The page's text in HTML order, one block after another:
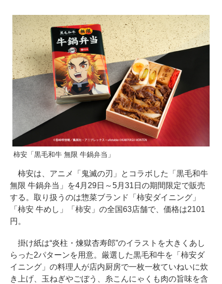
柿安「黒毛和牛 無限 牛鍋弁当」
柿安は、アニメ「鬼滅の刃」とコラボした「黒毛和牛
無限 牛鍋弁当」を4月29日～5月31日の期間限定で販売
する。取り扱うのは惣菜ブランド「柿安ダイニング」
「柿安 牛めし」「柿安」の全国63店舗で、価格は2101
円。
掛け紙は“炎柱・煉獄杏寿郎”のイラストを大きくあし
らった2パターンを用意。厳選した黒毛和牛を「柿安ダ
イニング」の料理人が店内厨房で一枚一枚ていねいに炊
き上げ、玉ねぎやごぼう、糸こんにゃくも肉の旨味を含